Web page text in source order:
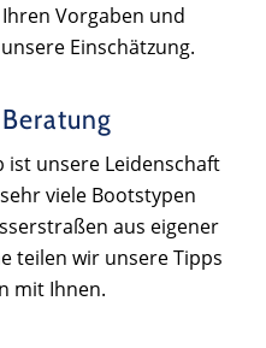
Vorgaben und
Einschätzung.
unsere Leidenschaft
viele Bootstypen
aus eigener
teilen wir unsere Tipps
mit Ihnen.